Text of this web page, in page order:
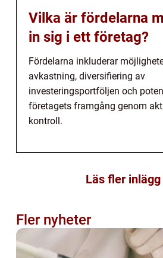
Vilka är fördelarna
in sig i ett företag?
Fördelarna inkluderar
avkastning, diversifiering av
investeringsportföljen och
företagets framgång genom
kontroll.
Läs fler
Fler nyheter